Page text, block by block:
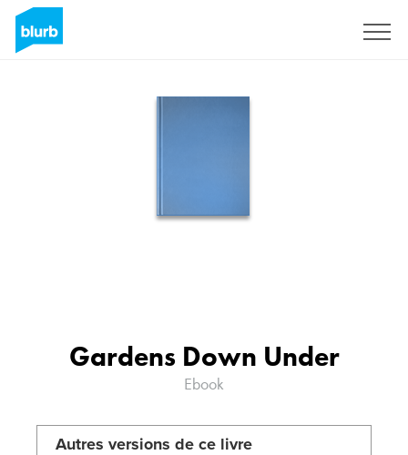
Gardens Down Under
Ebook
Autres versions de ce livre